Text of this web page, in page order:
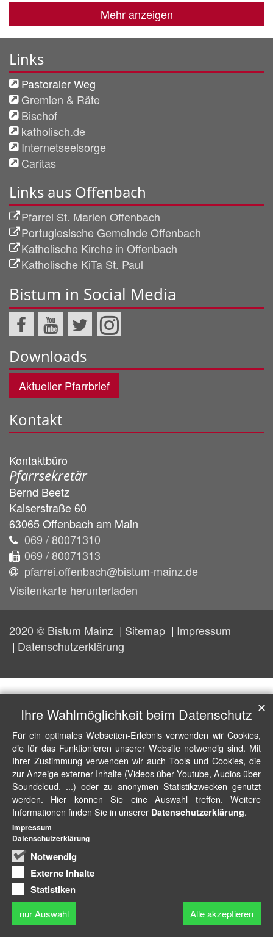
Mehr anzeigen
Links
Pastoraler Weg
Gremien & Räte
Bischof
katholisch.de
Internetseelsorge
Caritas
Links aus Offenbach
Pfarrei St. Marien Offenbach
Portugiesische Gemeinde Offenbach
Katholische Kirche in Offenbach
Katholische KiTa St. Paul
Bistum in Social Media
Downloads
Aktueller Pfarrbrief
Kontakt
Kontaktbüro
Pfarrsekretär
Bernd Beetz
Kaiserstraße 60
63065Offenbach am Main
069 / 80071310
069 / 80071313
pfarrei.offenbach@bistum-mainz.de
Visitenkarte herunterladen
2020 © Bistum Mainz Sitemap
Impressum
Datenschutzerklärung
Ihre Wahlmöglichkeit beim Datenschutz
Für ein optimales Webseiten-Erlebnis verwenden wir Cookies,
die für das Funktionieren unserer Website notwendig sind. Mit
Ihrer Zustimmung verwenden wir auch Tools und Cookies, die
zur Anzeige externer Inhalte (Videos über Youtube, Audios über
Soundcloud, ...) oder zu anonymen Statistikzwecken genutzt
werden. Hier können Sie eine Auswahl treffen. Weitere
Informationen finden Sie in unserer Datenschutzerklärung.
Notwendig
Externe Inhalte
Statistiken
nur Auswahl Alle akzeptieren
✕
Impressum
Datenschutzerklärung